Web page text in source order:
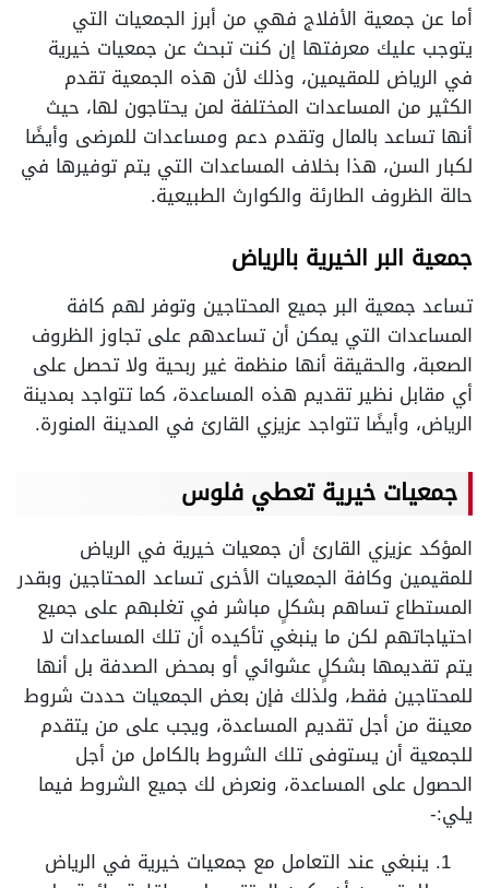
أما عن جمعية الأفلاج فهي من أبرز الجمعيات التي
يتوجب عليك معرفتها إن كنت تبحث عن جمعيات خيرية
في الرياض للمقيمين، وذلك لأن هذه الجمعية تقدم
الكثير من المساعدات المختلفة لمن يحتاجون لها، حيث
أنها تساعد بالمال وتقدم دعم ومساعدات للمرضى وأيضًا
لكبار السن، هذا بخلاف المساعدات التي يتم توفيرها في
حالة الظروف الطارئة والكوارث الطبيعية.
جمعية البر الخيرية بالرياض
تساعد جمعية البر جميع المحتاجين وتوفر لهم كافة
المساعدات التي يمكن أن تساعدهم على تجاوز الظروف
الصعبة، والحقيقة أنها منظمة غير ربحية ولا تحصل على
أي مقابل نظير تقديم هذه المساعدة، كما تتواجد بمدينة
الرياض، وأيضًا تتواجد عزيزي القارئ في المدينة المنورة.
جمعيات خيرية تعطي فلوس
المؤكد عزيزي القارئ أن جمعيات خيرية في الرياض
للمقيمين وكافة الجمعيات الأخرى تساعد المحتاجين وبقدر
المستطاع تساهم بشكلٍ مباشر في تغلبهم على جميع
احتياجاتهم لكن ما ينبغي تأكيده أن تلك المساعدات لا
يتم تقديمها بشكلٍ عشوائي أو بمحض الصدفة بل أنها
للمحتاجين فقط، ولذلك فإن بعض الجمعيات حددت شروط
معينة من أجل تقديم المساعدة، ويجب على من يتقدم
للجمعية أن يستوفى تلك الشروط بالكامل من أجل
الحصول على المساعدة، ونعرض لك جميع الشروط فيما
يلي:-
ينبغي عند التعامل مع جمعيات خيرية في الرياض